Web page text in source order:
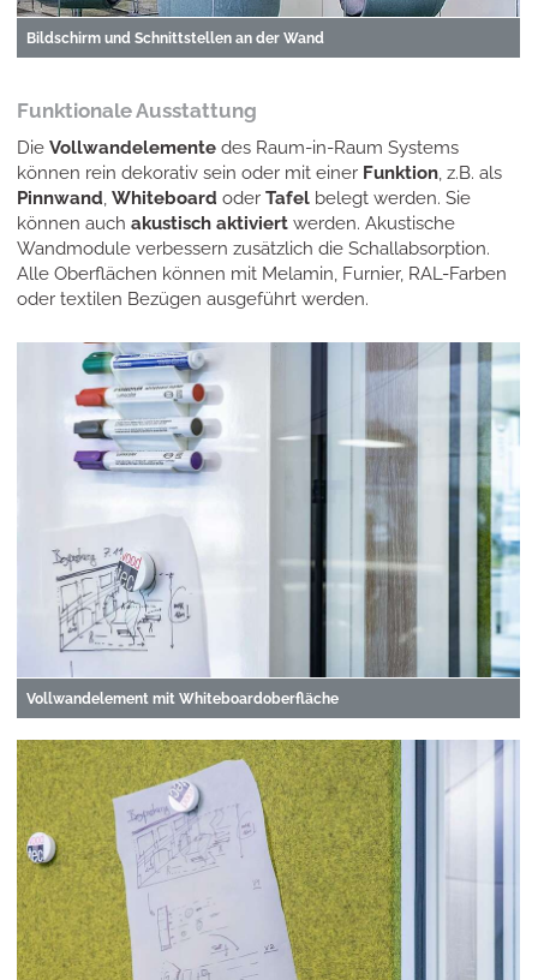
Bildschirm und Schnittstellen an der Wand
Funktionale Ausstattung
DieVollwandelemente des Raum-in-Raum Systems
können rein dekorativ sein oder mit einer Funktion, z.B. als
Pinnwand,Whiteboard oderTafel belegt werden. Sie
können auchakustisch aktiviert werden. Akustische
Wandmodule verbessern zusätzlich die Schallabsorption.
Alle Oberflächen können mit Melamin, Furnier, RAL-Farben
oder textilen Bezügen ausgeführt werden.
Vollwandelement mit Whiteboardoberfläche